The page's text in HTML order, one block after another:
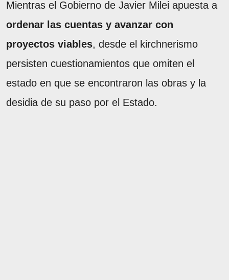
Mientras el Gobierno de Javier Milei apuesta a
ordenar las cuentas y avanzar con
proyectos viables, desde el kirchnerismo
persisten cuestionamientos que omiten el
estado en que se encontraron las obras y la
desidia de su paso por el Estado.